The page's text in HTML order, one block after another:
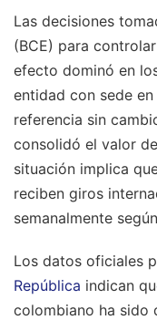
Las decisiones
(BCE) para
efecto dominó en
entidad con sede
referencia sin
consolidó el valor
situación implica
reciben giros
semanalmente
Los datos oficiales
República indican
colombiano ha sido